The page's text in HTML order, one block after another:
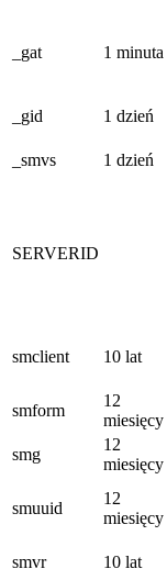
_gat 1 minuta
_gid
1 dzień
_smvs
1 dzień
SERVERID
smclient 10 lat
smform
12
miesięcy
smg
12
miesięcy
smuuid
12
miesięcy
smvr
10 lat